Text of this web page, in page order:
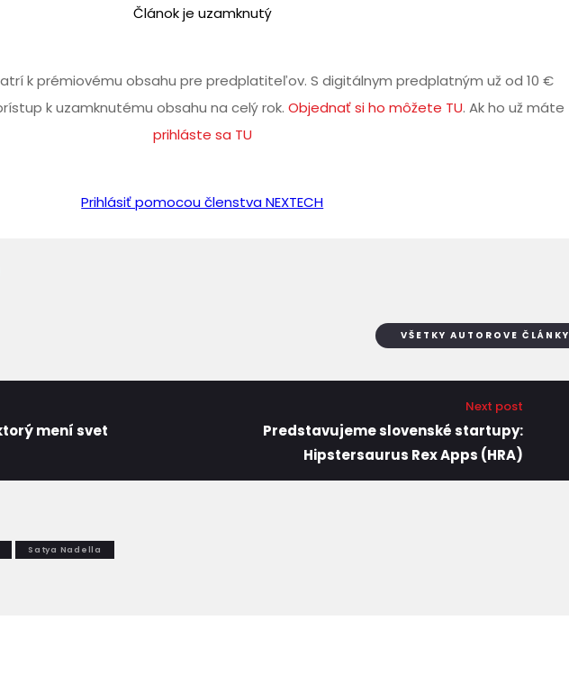
Článok je uzamknutý
k prémiovému obsahu pre predplatiteľov. S digitálnym predplatným už od 10 €
k uzamknutému obsahu na celý rok. Objednať si ho môžete TU. Ak ho už máte
prihláste sa TU
Prihlásiť pomocou členstva NEXTECH
VŠETKY AUTOROVE ČLÁNKY
mení svet
Next post
Predstavujeme slovenské startupy:
Hipstersaurus Rex Apps (HRA)
Satya Nadella